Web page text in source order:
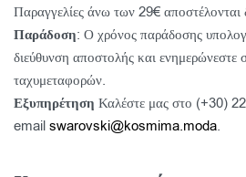
Παραγγελίες άνω των 29€ αποστέλονται
Παράδοση: Ο χρόνος παράδοσης
διεύθυνση αποστολής και ενημερώνεστε
ταχυμεταφορών.
Εξυπηρέτηση Καλέστε μας στο (+30)
email swarovski@kosmima.moda.